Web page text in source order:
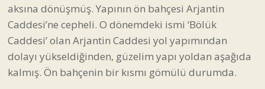
aksına dönüşmüş. Yapının ön bahçesi Arjantin
Caddesi’ne cepheli. O dönemdeki ismi ‘Bölük
Caddesi’ olan Arjantin Caddesi yol yapımından
dolayı yükseldiğinden, güzelim yapı yoldan aşağıda
kalmış. Ön bahçenin bir kısmı gömülü durumda.